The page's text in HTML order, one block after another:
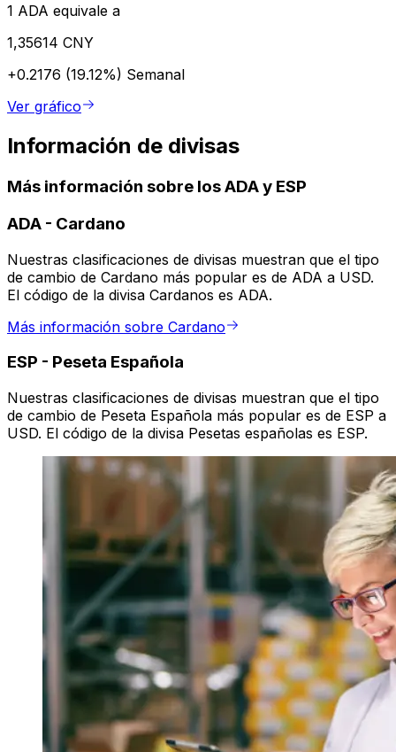
1 ADA equivale a
1,35614 CNY
+0.2176 (19.12%) Semanal
Ver gráfico
Información de divisas
Más información sobre los ADA y ESP
ADA - Cardano
Nuestras clasificaciones de divisas muestran que el tipo
de cambio de Cardano más popular es de ADA a USD.
El código de la divisa Cardanos es ADA.
Más información sobre Cardano
ESP - Peseta Española
Nuestras clasificaciones de divisas muestran que el tipo
de cambio de Peseta Española más popular es de ESP a
USD. El código de la divisa Pesetas españolas es ESP.